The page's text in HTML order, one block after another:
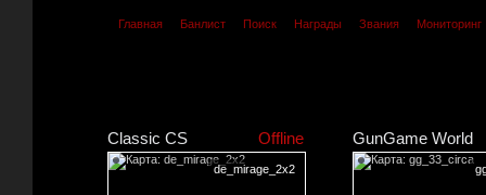
Главная Банлист Поиск Награды Звания Мониторинг
Classic CS Offline
de_mirage_2x2
GunGame World